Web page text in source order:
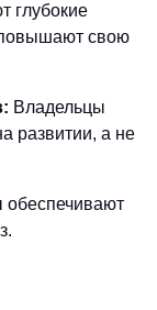
глубокие
свою
Владельцы
развитии, а не